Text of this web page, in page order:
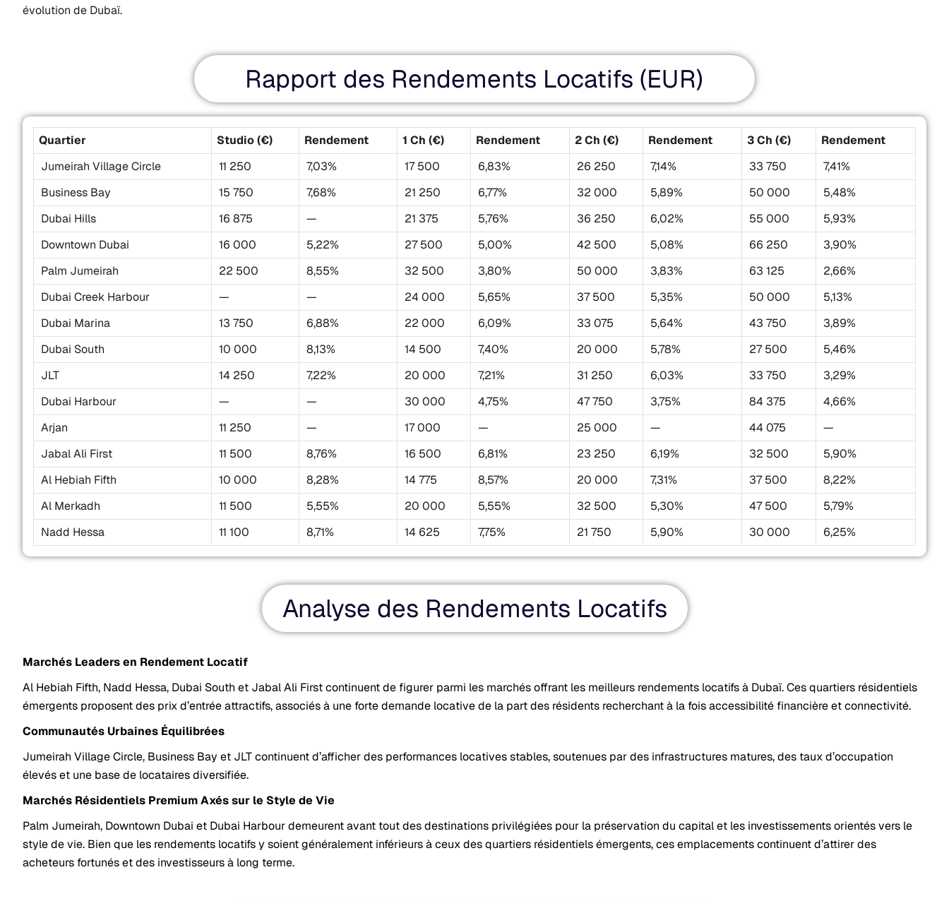
évolution de Dubaï.
Rapport des Rendements Locatifs (EUR)
Quartier Studio (€) Rendement 1 Ch (€) Rendement 2 Ch (€) Rendement 3 Ch (€)
Rendement
Jumeirah Village Circle
11 250 7,03% 17 500 6,83% 26 250 7,14% 33 750
7,41%
Business Bay
15 750 7,68% 21 250 6,77% 32 000 5,89% 50 000
5,48%
Dubai Hills
16 875 — 21 375 5,76% 36 250 6,02% 55 000
5,93%
Downtown Dubai
16 000 5,22% 27 500 5,00% 42 500 5,08% 66 250
3,90%
Palm Jumeirah
22 500 8,55% 32 500 3,80% 50 000 3,83% 63 125
2,66%
Dubai Creek Harbour
— — 24 000 5,65% 37 500 5,35% 50 000
5,13%
Dubai Marina
13 750 6,88% 22 000 6,09% 33 075 5,64% 43 750
3,89%
Dubai South
10 000 8,13% 14 500 7,40% 20 000 5,78% 27 500
5,46%
JLT
14 250 7,22% 20 000 7,21% 31 250 6,03% 33 750
3,29%
Dubai Harbour
— — 30 000 4,75% 47 750 3,75% 84 375
4,66%
Arjan
11 250 — 17 000 — 25 000 — 44 075
—
Jabal Ali First
11 500 8,76% 16 500 6,81% 23 250 6,19% 32 500
5,90%
Al Hebiah Fifth
10 000 8,28% 14 775 8,57% 20 000 7,31% 37 500
8,22%
Al Merkadh
11 500 5,55% 20 000 5,55% 32 500 5,30% 47 500
5,79%
Nadd Hessa
11 100 8,71% 14 625 7,75% 21 750 5,90% 30 000 6,25%
Analyse des Rendements Locatifs
Marchés Leaders en Rendement Locatif
Al Hebiah Fifth, Nadd Hessa, Dubai South et Jabal Ali First continuent de figurer parmi les marchés offrant les meilleurs rendements locatifs à Dubaï. Ces quartiers résidentiels
émergents proposent des prix d’entrée attractifs, associés à une forte demande locative de la part des résidents recherchant à la fois accessibilité financière et connectivité.
Communautés Urbaines Équilibrées
Jumeirah Village Circle, Business Bay et JLT continuent d’afficher des performances locatives stables, soutenues par des infrastructures matures, des taux d’occupation
élevés et une base de locataires diversifiée.
Marchés Résidentiels Premium Axés sur le Style de Vie
Palm Jumeirah, Downtown Dubai et Dubai Harbour demeurent avant tout des destinations privilégiées pour la préservation du capital et les investissements orientés vers le
style de vie. Bien que les rendements locatifs y soient généralement inférieurs à ceux des quartiers résidentiels émergents, ces emplacements continuent d’attirer des
acheteurs fortunés et des investisseurs à long terme.